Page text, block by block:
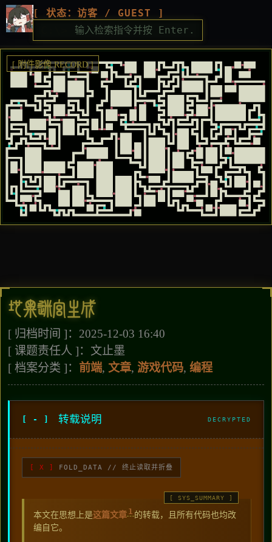
[ 状态：访客 / GUEST ]
[ 附件影像 RECORD ]
地牢迷宫生成
[ 归档时间 ]：2025-12-03 16:40
[ 课题责任人 ]：文止墨
[ 档案分类 ]： 前端, 文章, 游戏代码, 编程
转载说明
FOLD_DATA // 终止读取并折叠
本文在思想上是这篇文章 1 的转载，且所有代码也均改
编自它。